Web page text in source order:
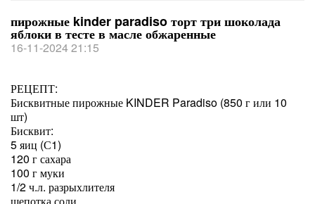
пирожные kinder paradiso торт три шоколада
яблоки в тесте в масле обжаренные
16-11-2024 21:15
РЕЦЕПТ:
Бисквитные пирожные KINDER Paradiso (850 г или 10
шт)
Бисквит:
5 яиц (С1)
120 г сахара
100 г муки
1/2 ч.л. разрыхлителя